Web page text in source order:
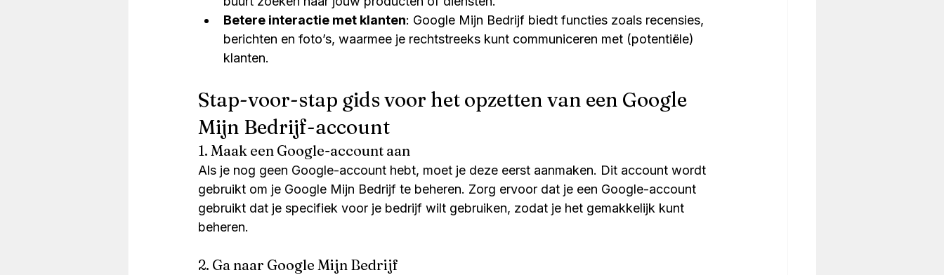
Betere interactie met klanten: Google Mijn Bedrijf biedt functies zoals recensies,
berichten en foto’s, waarmee je rechtstreeks kunt communiceren met (potentiële)
klanten.
Stap-voor-stap gids voor het opzetten van een Google
Mijn Bedrijf-account
1. Maak een Google-account aan
Als je nog geen Google-account hebt, moet je deze eerst aanmaken. Dit account wordt
gebruikt om je Google Mijn Bedrijf te beheren. Zorg ervoor dat je een Google-account
gebruikt dat je specifiek voor je bedrijf wilt gebruiken, zodat je het gemakkelijk kunt
beheren.
2. Ga naar Google Mijn Bedrijf